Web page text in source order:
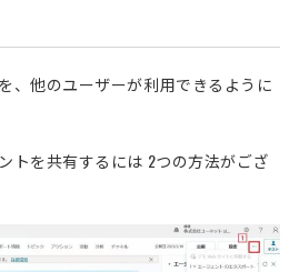
、他のユーザーが利用できるように
トを共有するには 2つの方法がござ